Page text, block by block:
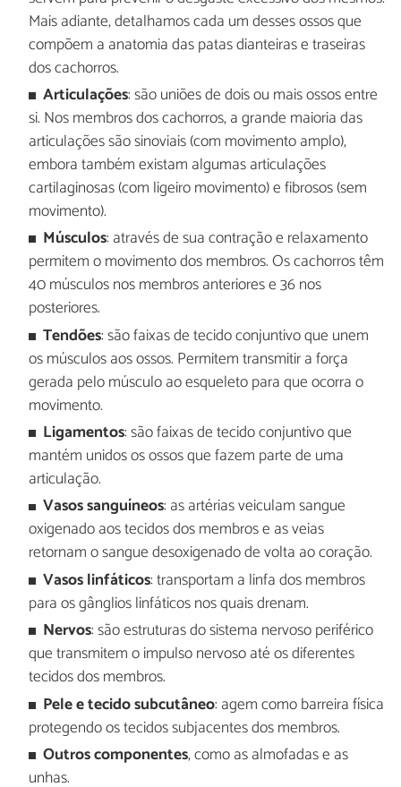
Mais adiante, detalhamos cada um desses ossos que
compõem a anatomia das patas dianteiras e traseiras
dos cachorros.
Articulações: são uniões de dois ou mais ossos entre
si. Nos membros dos cachorros, a grande maioria das
articulações são sinoviais (com movimento amplo),
embora também existam algumas articulações
cartilaginosas (com ligeiro movimento) e fibrosos (sem
movimento).
Músculos: através de sua contração e relaxamento
permitem o movimento dos membros. Os cachorros têm
40 músculos nos membros anteriores e 36 nos
posteriores.
Tendões: são faixas de tecido conjuntivo que unem
os músculos aos ossos. Permitem transmitir a força
gerada pelo músculo ao esqueleto para que ocorra o
movimento.
Ligamentos: são faixas de tecido conjuntivo que
mantém unidos os ossos que fazem parte de uma
articulação.
Vasos sanguíneos: as artérias veiculam sangue
oxigenado aos tecidos dos membros e as veias
retornam o sangue desoxigenado de volta ao coração.
Vasos linfáticos: transportam a linfa dos membros
para os gânglios linfáticos nos quais drenam.
Nervos: são estruturas do sistema nervoso periférico
que transmitem o impulso nervoso até os diferentes
tecidos dos membros.
Pele e tecido subcutâneo: agem como barreira física
protegendo os tecidos subjacentes dos membros.
Outroscomponentes, como as almofadas e as
unhas.